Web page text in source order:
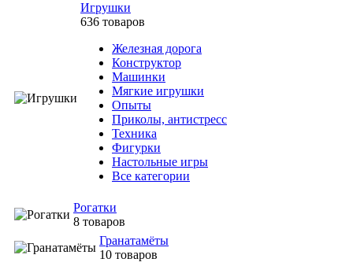
Игрушки
636 товаров
Железная дорога
Конструктор
Машинки
Мягкие игрушки
Опыты
Приколы, антистресс
Техника
Фигурки
Настольные игры
Все категории
Рогатки
8 товаров
Гранатамёты
10 товаров